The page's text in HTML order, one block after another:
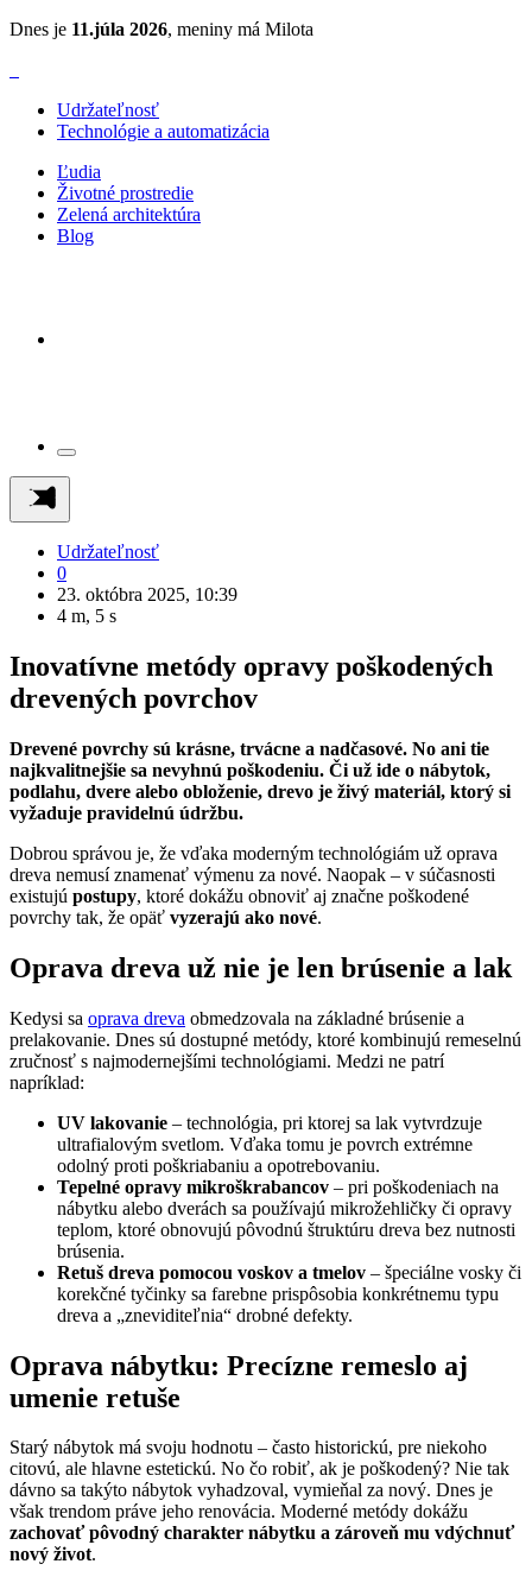
Dnes je 11.júla 2026, meniny má Milota
Udržateľnosť
Technológie a automatizácia
Ľudia
Životné prostredie
Zelená architektúra
Blog
Udržateľnosť
0
23. októbra 2025, 10:39
4 m, 5 s
Inovatívne metódy opravy poškodených
drevených povrchov
Drevené povrchy sú krásne, trvácne a nadčasové. No ani tie
najkvalitnejšie sa nevyhnú poškodeniu. Či už ide o nábytok,
podlahu, dvere alebo obloženie, drevo je živý materiál, ktorý si
vyžaduje pravidelnú údržbu.
Dobrou správou je, že vďaka moderným technológiám už oprava
dreva nemusí znamenať výmenu za nové. Naopak – v súčasnosti
existujú postupy, ktoré dokážu obnoviť aj značne poškodené
povrchy tak, že opäť vyzerajú ako nové.
Oprava dreva už nie je len brúsenie a lak
Kedysi sa oprava dreva obmedzovala na základné brúsenie a
prelakovanie. Dnes sú dostupné metódy, ktoré kombinujú remeselnú
zručnosť s najmodernejšími technológiami. Medzi ne patrí
napríklad:
UV lakovanie – technológia, pri ktorej sa lak vytvrdzuje
ultrafialovým svetlom. Vďaka tomu je povrch extrémne
odolný proti poškriabaniu a opotrebovaniu.
Tepelné opravy mikroškrabancov – pri poškodeniach na
nábytku alebo dverách sa používajú mikrožehličky či opravy
teplom, ktoré obnovujú pôvodnú štruktúru dreva bez nutnosti
brúsenia.
Retuš dreva pomocou voskov a tmelov – špeciálne vosky či
korekčné tyčinky sa farebne prispôsobia konkrétnemu typu
dreva a „zneviditeľnia“ drobné defekty.
Oprava nábytku: Precízne remeslo aj
umenie retuše
Starý nábytok má svoju hodnotu – často historickú, pre niekoho
citovú, ale hlavne estetickú. No čo robiť, ak je poškodený? Nie tak
dávno sa takýto nábytok vyhadzoval, vymieňal za nový. Dnes je
však trendom práve jeho renovácia. Moderné metódy dokážu
zachovať pôvodný charakter nábytku a zároveň mu vdýchnuť
nový život.